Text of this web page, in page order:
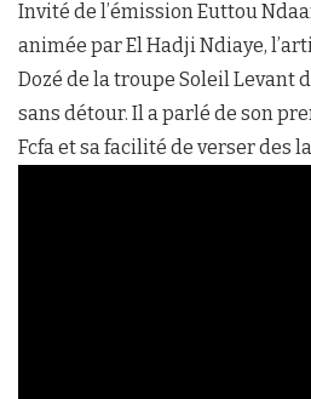
Invité de l’émission Euttou
animée par El Hadji Ndiaye,
Dozé de la troupe Soleil Levant
sans détour. Il a parlé de son
Fcfa et sa facilité de verser des